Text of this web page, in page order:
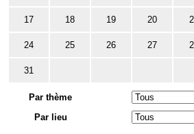
17 18 19 20
24 25 26 27
31
Par thème
Par lieu